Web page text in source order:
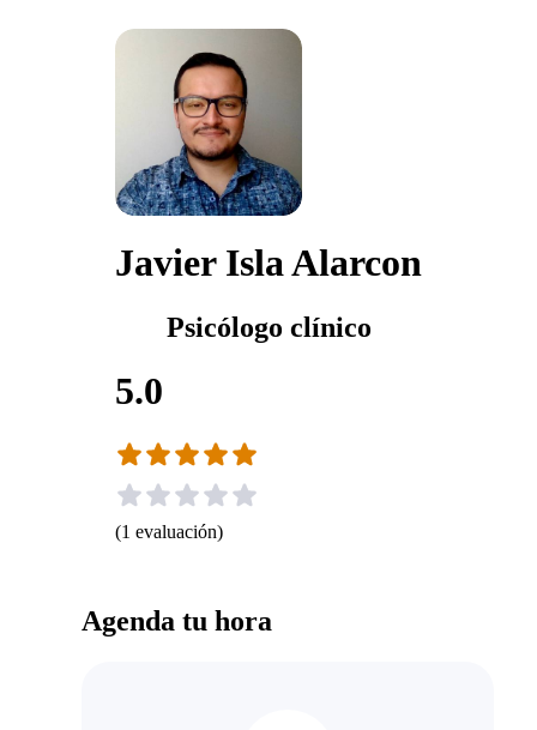
Javier Isla Alarcon
Psicólogo clínico
5.0
(1 evaluación)
Agenda tu hora